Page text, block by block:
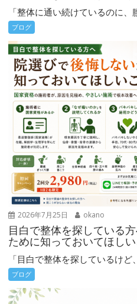
「整体に通い続けているのに、
ブログ
2026年7月25日 okano
目白で整体を探している
ために知っておいてほしい
「目白で整体を探しているけど
ブログ